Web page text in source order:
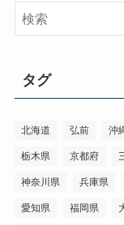
タグ
北海道 弘前 沖
栃木県 京都府
神奈川県 兵庫県
愛知県 福岡県